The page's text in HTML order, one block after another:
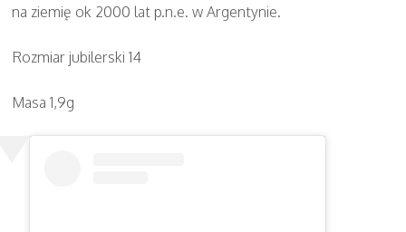
na ziemię ok 2000 lat p.n.e. w Argentynie.
Rozmiar jubilerski 14
Masa 1,9g